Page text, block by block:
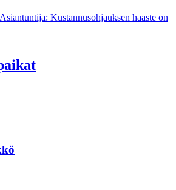
Kustannusohjauksen haaste on